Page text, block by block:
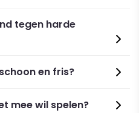
tegen harde
en fris?
mee wil spelen?